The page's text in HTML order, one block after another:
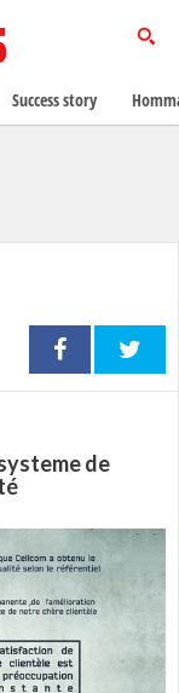
de
Success story